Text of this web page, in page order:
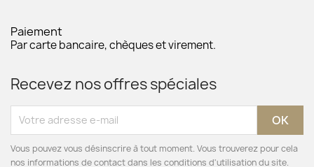
Paiement
Par carte bancaire, chèques et virement.
Recevez nos offres spéciales
Vous pouvez vous désinscrire à tout moment. Vous trouverez pour cela
nos informations de contact dans les conditions d'utilisation du site.